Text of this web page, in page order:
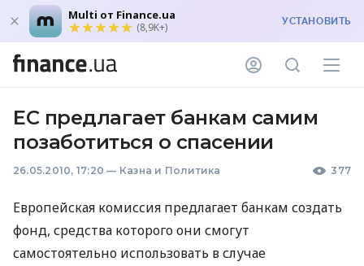
Multi от Finance.ua
(8,9K+) УСТАНОВИТЬ
ЕС предлагает банкам самим
позаботиться о спасении
26.05.2010, 17:20 — Казна и Политика 377
Европейская комиссия предлагает банкам создать
фонд, средства которого они смогут
самостоятельно использовать в случае